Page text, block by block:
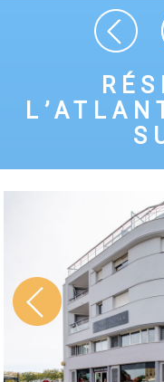
Navigation